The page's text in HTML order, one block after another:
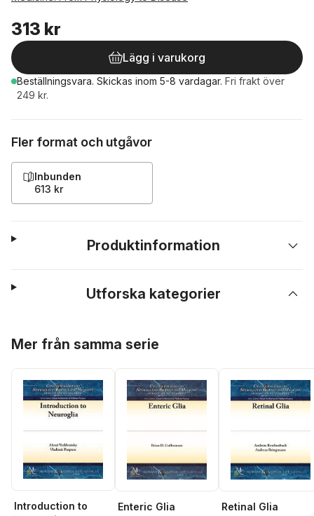
313 kr
Lägg i varukorg
Beställningsvara. Skickas inom 5-8 vardagar. Fri frakt över
249 kr.
Fler format och utgåvor
Inbunden
613 kr
Produktinformation
Utforska kategorier
Mer från samma serie
Introduction to
Enteric Glia Retinal Glia